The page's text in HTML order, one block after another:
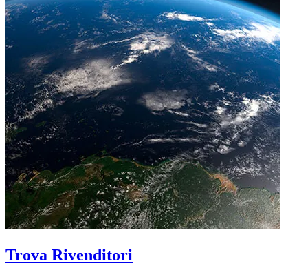
Trova Rivenditori